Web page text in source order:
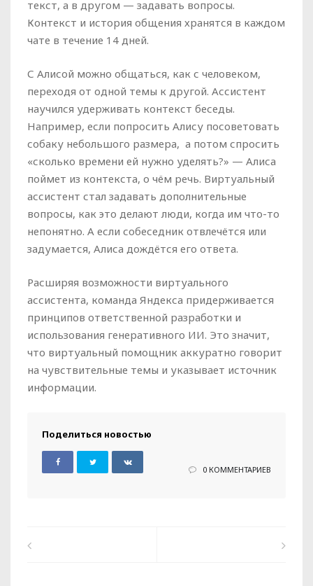
текст, а в другом — задавать вопросы.
Контекст и история общения хранятся в каждом
чате в течение 14 дней.
С Алисой можно общаться, как с человеком,
переходя от одной темы к другой. Ассистент
научился удерживать контекст беседы.
Например, если попросить Алису посоветовать
собаку небольшого размера, а потом спросить
«сколько времени ей нужно уделять?» — Алиса
поймет из контекста, о чём речь. Виртуальный
ассистент стал задавать дополнительные
вопросы, как это делают люди, когда им что-то
непонятно. А если собеседник отвлечётся или
задумается, Алиса дождётся его ответа.
Расширяя возможности виртуального
ассистента, команда Яндекса придерживается
принципов ответственной разработки и
использования генеративного ИИ. Это значит,
что виртуальный помощник аккуратно говорит
на чувствительные темы и указывает источник
информации.
Поделиться новостью
0 КОММЕНТАРИЕВ